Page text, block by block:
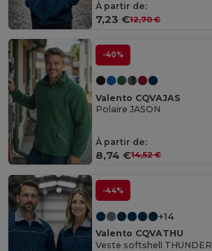
À partir de:
7,23 €12,70 €
-40%
Valento CQVAJAS
Polaire JASON
À partir de:
8,74 €14,52 €
-44%
+14
Valento CQVATHU
Veste softshell THUNDER